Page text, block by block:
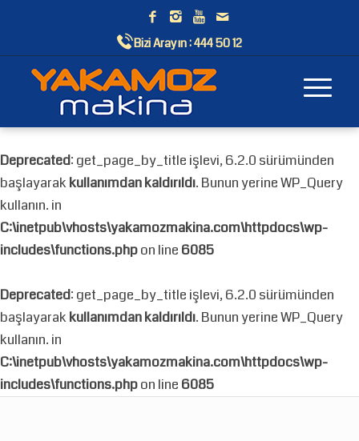
Bizi Arayın :444 50 12
Deprecated: get_page_by_title işlevi, 6.2.0 sürümünden
başlayarak kullanımdan kaldırıldı. Bunun yerine WP_Query
kullanın. in
C:\inetpub\vhosts\yakamozmakina.com\httpdocs\wp-
includes\functions.phpon line 6085
Deprecated: get_page_by_title işlevi, 6.2.0 sürümünden
başlayarak kullanımdan kaldırıldı. Bunun yerine WP_Query
kullanın. in
C:\inetpub\vhosts\yakamozmakina.com\httpdocs\wp-
includes\functions.phpon line 6085